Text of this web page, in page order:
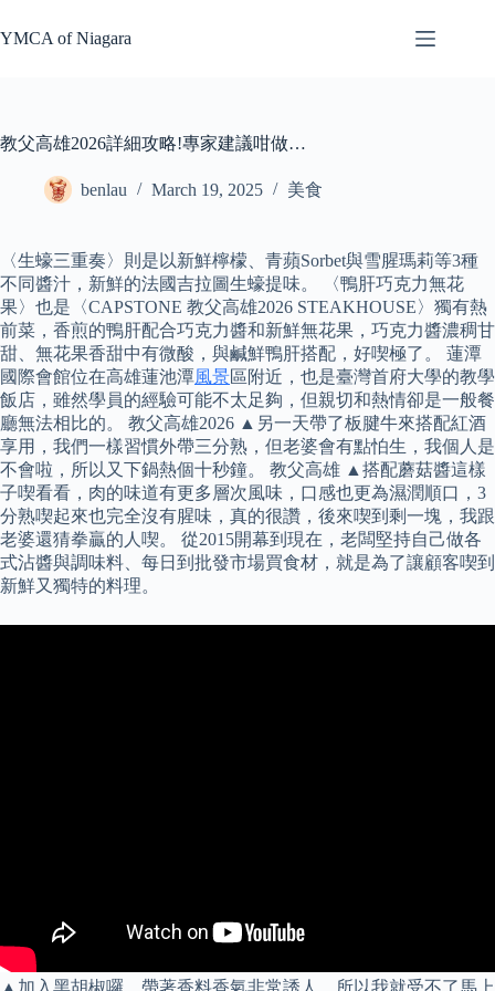
to
content
YMCA of Niagara
教父高雄2026詳細攻略!專家建議咁做…
benlau March 19, 2025 美食
〈生蠔三重奏〉則是以新鮮檸檬、青蘋Sorbet與雪腥瑪莉等3種
不同醬汁，新鮮的法國吉拉圖生蠔提味。 〈鴨肝巧克力無花
果〉也是〈CAPSTONE 教父高雄2026 STEAKHOUSE〉獨有熱
前菜，香煎的鴨肝配合巧克力醬和新鮮無花果，巧克力醬濃稠甘
甜、無花果香甜中有微酸，與鹹鮮鴨肝搭配，好喫極了。 蓮潭
國際會館位在高雄蓮池潭風景區附近，也是臺灣首府大學的教學
飯店，雖然學員的經驗可能不太足夠，但親切和熱情卻是一般餐
廳無法相比的。 教父高雄2026 ▲另一天帶了板腱牛來搭配紅酒
享用，我們一樣習慣外帶三分熟，但老婆會有點怕生，我個人是
不會啦，所以又下鍋熱個十秒鐘。 教父高雄 ▲搭配蘑菇醬這樣
子喫看看，肉的味道有更多層次風味，口感也更為濕潤順口，3
分熟喫起來也完全沒有腥味，真的很讚，後來喫到剩一塊，我跟
老婆還猜拳贏的人喫。 從2015開幕到現在，老闆堅持自己做各
式沾醬與調味料、每日到批發市場買食材，就是為了讓顧客喫到
新鮮又獨特的料理。
▲加入黑胡椒囉，帶著香料香氣非常誘人，所以我就受不了馬上